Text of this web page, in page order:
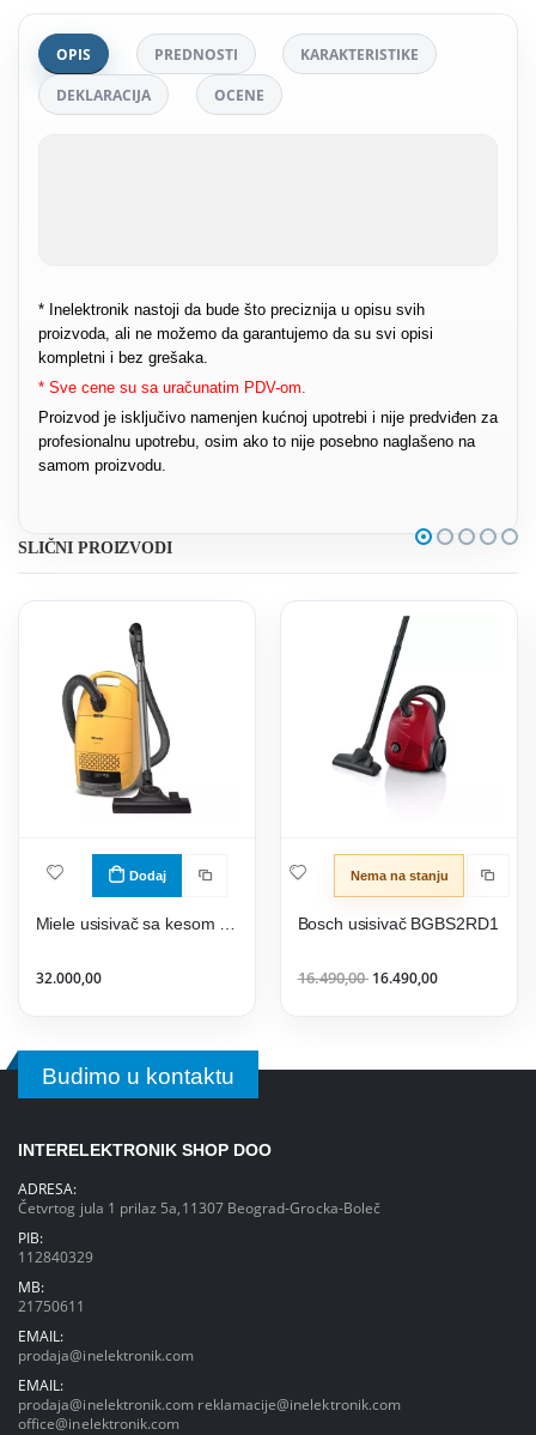
OPIS PREDNOSTI KARAKTERISTIKE
DEKLARACIJA OCENE
* Inelektronik nastoji da bude što preciznija u opisu svih
proizvoda, ali ne možemo da garantujemo da su svi opisi
kompletni i bez grešaka.
* Sve cene su sa uračunatim PDV-om.
Proizvod je isključivo namenjen kućnoj upotrebi i nije predviđen za
profesionalnu upotrebu, osim ako to nije posebno naglašeno na
samom proizvodu.
SLIČNI PROIZVODI
Dodaj
32.000,00
Nema na stanju
Bosch usisivač BGBS2RD1
16.490,00 16.490,00
Budimo u kontaktu
INTERELEKTRONIK SHOP DOO
ADRESA:
Četvrtog jula 1 prilaz 5a,11307 Beograd-Grocka-Boleč
PIB:
112840329
MB:
21750611
EMAIL:
prodaja@inelektronik.com
EMAIL:
prodaja@inelektronik.com reklamacije@inelektronik.com
office@inelektronik.com